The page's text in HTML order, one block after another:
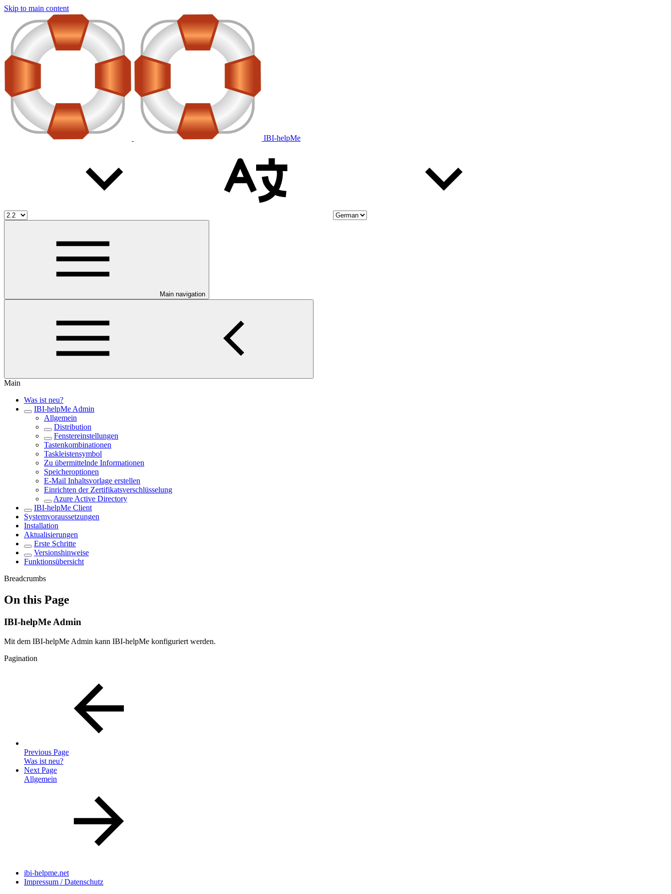
Skip to main content
IBI-helpMe
Main navigation
Main
Was ist neu?
IBI-helpMe Admin
Allgemein
Distribution
Fenstereinstellungen
Tastenkombinationen
Taskleistensymbol
Zu übermittelnde Informationen
Speicheroptionen
E-Mail Inhaltsvorlage erstellen
Einrichten der Zertifikatsverschlüsselung
Azure Active Directory
IBI-helpMe Client
Systemvoraussetzungen
Installation
Aktualisierungen
Erste Schritte
Versionshinweise
Funktionsübersicht
Breadcrumbs
On this Page
IBI-helpMe Admin
Mit dem IBI-helpMe Admin kann IBI-helpMe konfiguriert werden.
Pagination
Previous Page
Was ist neu?
Next Page
Allgemein
ibi-helpme.net
Impressum / Datenschutz